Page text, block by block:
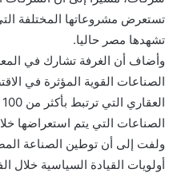
تستعرض مشروعاتها المختلفة
تشهدها مصر حاليا.
وأضاف أن الغرفة تشارك في
الصناعات القوية المؤثرة في
الصناعات التي يتم استعراضها
ولفت إلى أن توطين الصناعة
أولويات القيادة السياسية خلال